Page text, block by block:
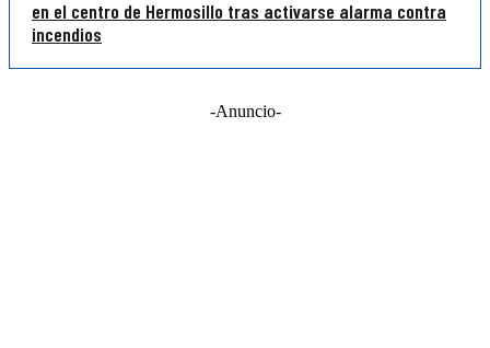
en el centro de Hermosillo tras activarse alarma contra
incendios
-Anuncio-